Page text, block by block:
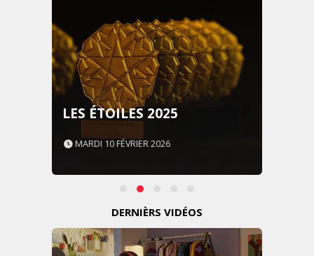
LES ÉTOILES 2025
MARDI 10 FÉVRIER 2026
DERNIÈRS VIDÉOS